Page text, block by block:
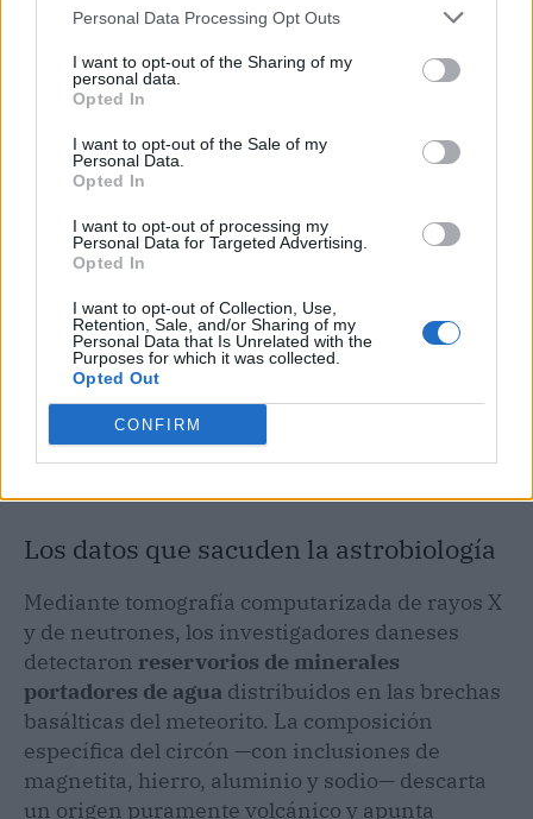
Personal Data Processing Opt Outs
I want to opt-out of the Sharing of my
personal data.
Opted In
I want to opt-out of the Sale of my
Personal Data.
Opted In
I want to opt-out of processing my
Personal Data for Targeted Advertising.
Opted In
I want to opt-out of Collection, Use,
Retention, Sale, and/or Sharing of my
Personal Data that Is Unrelated with the
Purposes for which it was collected.
Opted Out
CONFIRM
Publicidad
Los datos que sacuden la astrobiología
Mediante tomografía computarizada de rayos X
y de neutrones, los investigadores daneses
detectaron reservorios de minerales
portadores de agua distribuidos en las brechas
basálticas del meteorito. La composición
específica del circón —con inclusiones de
magnetita, hierro, aluminio y sodio— descarta
un origen puramente volcánico y apunta